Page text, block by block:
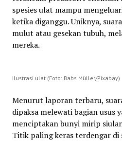
spesies ulat mampu
ketika diganggu. Uniknya,
mulut atau gesekan tubuh,
mereka.
Ilustrasi ulat (Foto: Babs Müller/Pixabay)
Menurut laporan terbaru,
dipaksa melewati bagian usus
menciptakan bunyi mirip
Titik paling keras terdengar di